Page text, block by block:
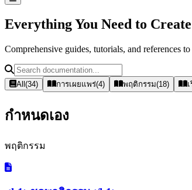
Everything You Need to
Comprehensive guides, tutorials, and references
All (34) การเผยแพร่(4) พฤติกรรม(18)
กำหนดเอง
พฤติกรรม